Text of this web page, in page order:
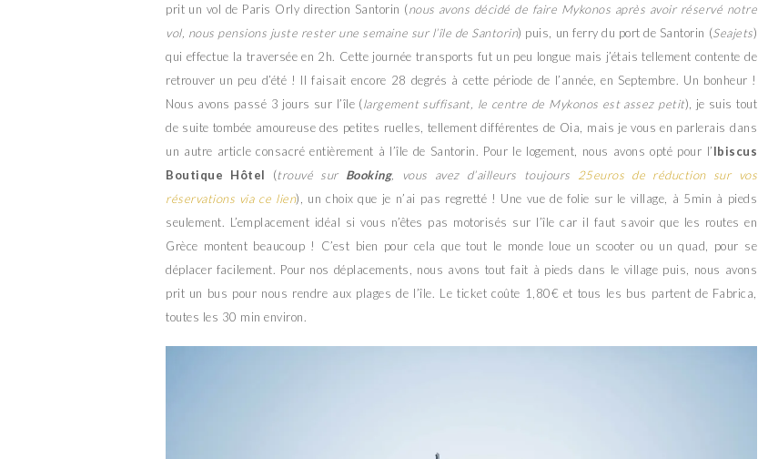
prit un vol de Paris Orly direction Santorin (nous avons décidé de faire Mykonos après avoir réservé notre
vol, nous pensions juste rester une semaine sur l’île de Santorin) puis, un ferry du port de Santorin (Seajets)
qui effectue la traversée en 2h. Cette journée transports fut un peu longue mais j’étais tellement contente de
retrouver un peu d’été ! Il faisait encore 28 degrés à cette période de l’année, en Septembre. Un bonheur !
Nous avons passé 3 jours sur l’île (largement suffisant, le centre de Mykonos est assez petit), je suis tout
de suite tombée amoureuse des petites ruelles, tellement différentes de Oia, mais je vous en parlerais dans
un autre article consacré entièrement à l’île de Santorin. Pour le logement, nous avons opté pour l’Ibiscus
Boutique Hôtel (trouvé sur Booking, vous avez d’ailleurs toujours
25euros de réduction sur vos
réservations via ce lien), un choix que je n’ai pas regretté ! Une vue de folie sur le village, à 5min à pieds
seulement. L’emplacement idéal si vous n’êtes pas motorisés sur l’île car il faut savoir que les routes en
Grèce montent beaucoup ! C’est bien pour cela que tout le monde loue un scooter ou un quad, pour se
déplacer facilement. Pour nos déplacements, nous avons tout fait à pieds dans le village puis, nous avons
prit un bus pour nous rendre aux plages de l’île. Le ticket coûte 1,80€ et tous les bus partent de Fabrica,
toutes les 30 min environ.